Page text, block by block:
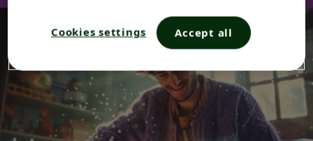
Cookies settings Accept all